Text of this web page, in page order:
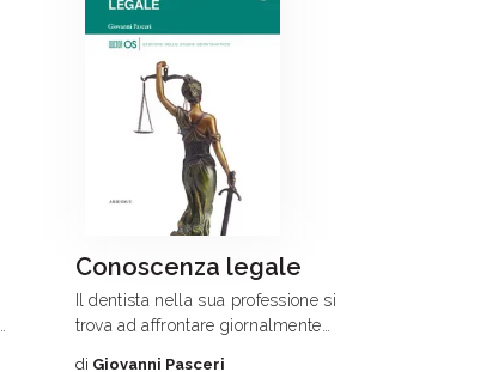
Conoscenza legale
Il dentista nella sua professione si
trova ad affrontare giornalmente
di Giovanni Pasceri